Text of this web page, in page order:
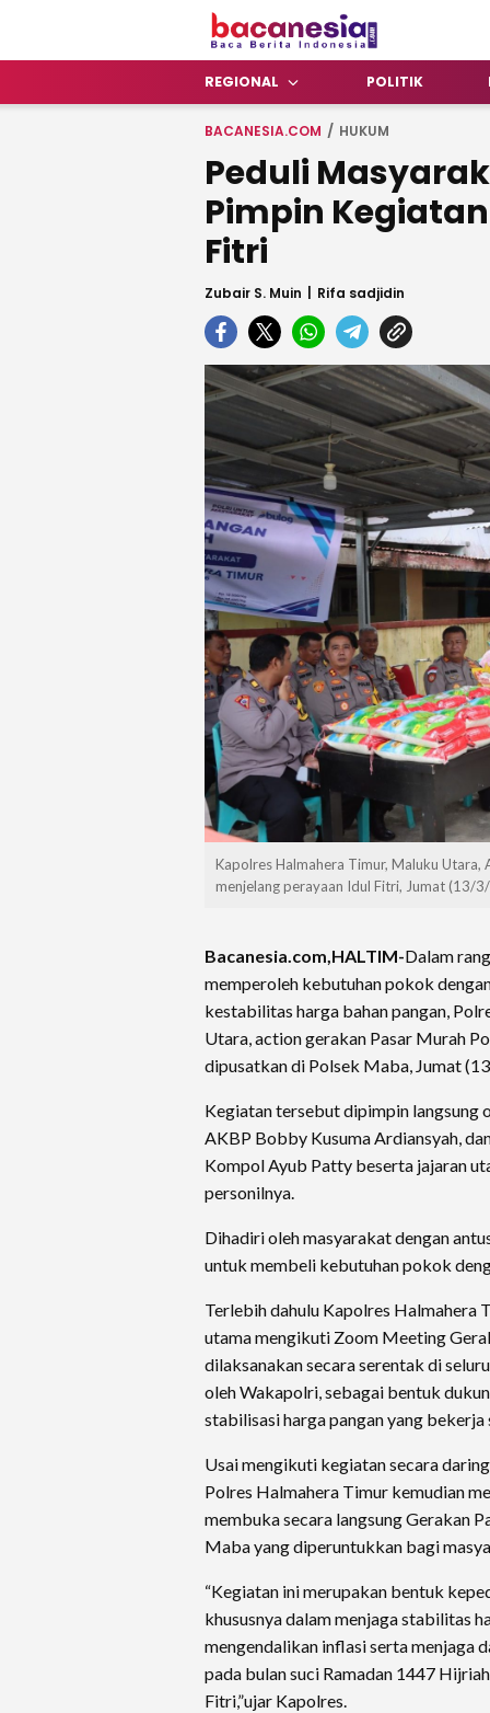
Bacanesia.com
Baca Berita Indonesia
REGIONAL POLITIK
BACANESIA.COM HUKUM
Peduli
Pimpin
Fitri
Zubair S. Muin Rifa sadjidin
Kapolres Halmahera Timur, Maluku Utara,
menjelang perayaan Idul Fitri, Jumat (13/
Bacanesia.com,HALTIM-Dalam
memperoleh kebutuhan pokok
kestabilitas harga bahan pangan,
Utara, action gerakan Pasar Murah
dipusatkan di Polsek Maba, Jumat
Kegiatan tersebut dipimpin langsung
AKBP Bobby Kusuma Ardiansyah,
Kompol Ayub Patty beserta jajaran
personilnya.
Dihadiri oleh masyarakat dengan
untuk membeli kebutuhan pokok
Terlebih dahulu Kapolres Halmahera
utama mengikuti Zoom Meeting
dilaksanakan secara serentak di
oleh Wakapolri, sebagai bentuk
stabilisasi harga pangan yang bekerja
Usai mengikuti kegiatan secara
Polres Halmahera Timur kemudian
membuka secara langsung Gerakan
Maba yang diperuntukkan bagi
“Kegiatan ini merupakan bentuk
khususnya dalam menjaga stabilitas
mengendalikan inflasi serta menjaga
pada bulan suci Ramadan 1447
Fitri,”ujar Kapolres.